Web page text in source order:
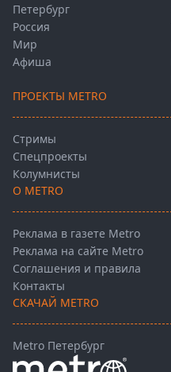
Петербург
Россия
Мир
Афиша
ПРОЕКТЫ METRO
Стримы
Спецпроекты
Колумнисты
О METRO
Реклама в газете Metro
Реклама на сайте Metro
Соглашения и правила
Контакты
СКАЧАЙ METRO
Metro Петербург